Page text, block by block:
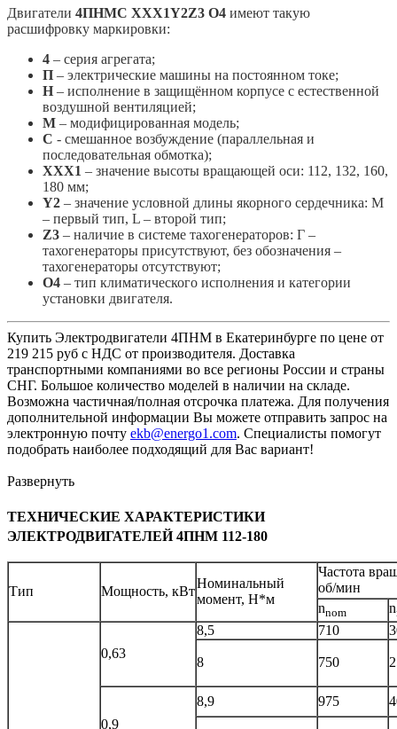
Двигатели 4ПНМС ХХХ1Y2Z3 О4 имеют такую
расшифровку маркировки:
4 – серия агрегата;
П – электрические машины на постоянном токе;
Н – исполнение в защищённом корпусе с естественной
воздушной вентиляцией;
М – модифицированная модель;
С - смешанное возбуждение (параллельная и
последовательная обмотка);
ХXХ1 – значение высоты вращающей оси: 112, 132, 160,
180 мм;
Y2 – значение условной длины якорного сердечника: М
– первый тип, L – второй тип;
Z3 – наличие в системе тахогенераторов: Г –
тахогенераторы присутствуют, без обозначения –
тахогенераторы отсутствуют;
О4 – тип климатического исполнения и категории
установки двигателя.
Купить Электродвигатели 4ПНМ в Екатеринбурге по цене от
219 215 руб с НДС от производителя. Доставка
транспортными компаниями во все регионы России и страны
СНГ. Большое количество моделей в наличии на складе.
Возможна частичная/полная отсрочка платежа. Для получения
дополнительной информации Вы можете отправить запрос на
электронную почту ekb@energo1.com. Специалисты помогут
подобрать наиболее подходящий для Вас вариант!
Развернуть
ТЕХНИЧЕСКИЕ ХАРАКТЕРИСТИКИ
ЭЛЕКТРОДВИГАТЕЛЕЙ 4ПНМ 112-180
Тип Мощность, кВт
Номинальный
момент, Н*м
Частота
об/мин
nnom n
0,63
8,5 710
8 750
0,9
8,9 975